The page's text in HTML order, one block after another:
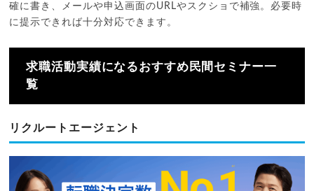
確に書き、メールや申込画面のURLやスクショで補強。必要時
に提示できれば十分対応できます。
求職活動実績になるおすすめ民間セミナー一
覧
リクルートエージェント